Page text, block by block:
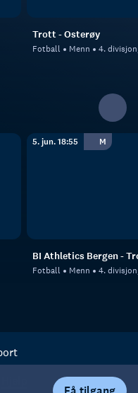
Trott - Osterøy
Fotball Menn 4.
5. jun. 18:55 M
BI Athletics Bergen -
Fotball Menn 4.